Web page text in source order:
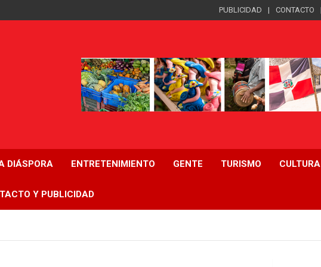
PUBLICIDAD CONTACTO
DIÁSPORA ENTRETENIMIENTO GENTE TURISMO CULTURA
Y PUBLICIDAD